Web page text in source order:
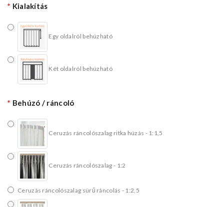
Kialakítás
Egy oldalról behúzható
Két oldalról behúzható
Behúzó / ráncoló
Ceruzás ráncolószalag ritka húzás - 1:1,5
Ceruzás ráncolószalag - 1:2
Ceruzás ráncolószalag sürű ráncolás - 1:2,5